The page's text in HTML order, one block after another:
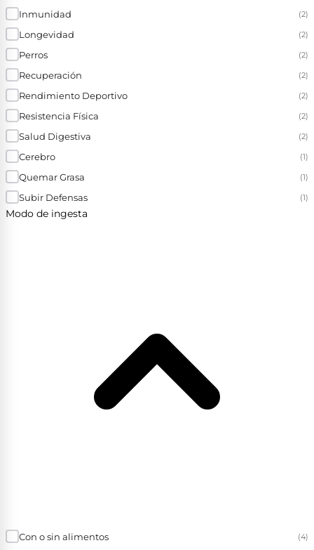
Inmunidad (2)
Longevidad (2)
Perros (2)
Recuperación (2)
Rendimiento Deportivo (2)
Resistencia Física (2)
Salud Digestiva (2)
Cerebro (1)
Quemar Grasa (1)
Subir Defensas (1)
Modo de ingesta
Con o sin alimentos (4)